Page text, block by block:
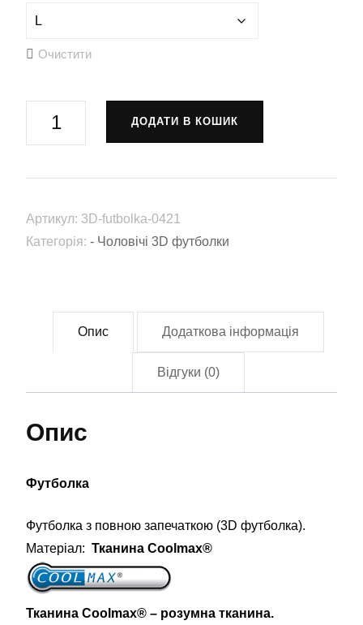
Очистити
«Павло
(3D-
0421)
кількість
ДОДАТИ В КОШИК
Артикул: 3D-futbolka-0421
Категорія: - Чоловічі 3D футболки
Опис Додаткова інформація
Відгуки (0)
Опис
Футболка
Футболка з повною запечаткою (3D футболка).
Матеріал: Тканина Coolmax®
Тканина Coolmax® – розумна тканина.